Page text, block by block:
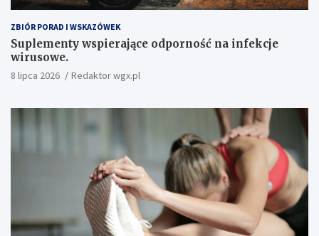
ZBIÓR PORAD I WSKAZÓWEK
Suplementy wspierające odporność na infekcje
wirusowe.
8 lipca 2026 Redaktor wgx.pl